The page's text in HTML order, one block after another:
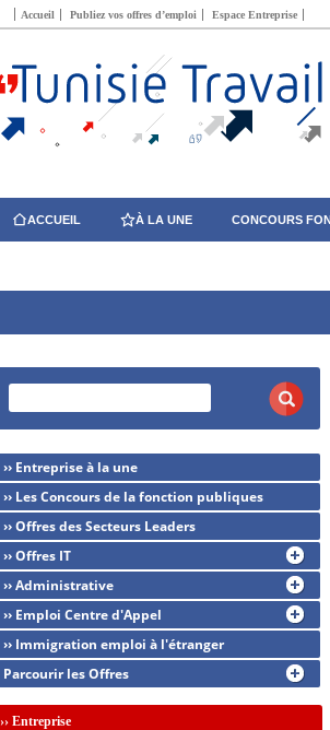
Accueil Publiez vos offres d’emploi Espace Entreprise
ACCUEIL À LA UNE CONCOURS
›› Entreprise à la une
›› Les Concours de la fonction publiques
›› Offres des Secteurs Leaders
›› Offres IT
›› Administrative
›› Emploi Centre d'Appel
›› Immigration emploi à l'étranger
Parcourir les Offres
›› Entreprise